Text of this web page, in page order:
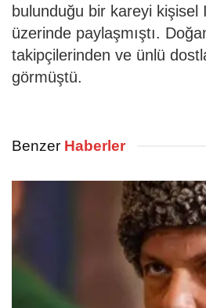
bulunduğu bir kareyi kişisel
üzerinde paylaşmıştı.
takipçilerinden ve ünlü
görmüştü.
Benzer Haberler